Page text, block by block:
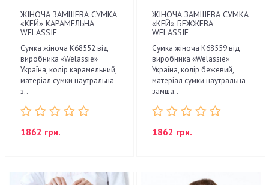
ЖІНОЧА ЗАМШЕВА СУМКА
«КЕЙ» КАРАМЕЛЬНА
WELASSIE
Сумка жіноча K68552 від
виробника «Welassie»
Україна, колір карамельний,
матеріал сумки наутральна
з..
1862 грн.
ЖІНОЧА ЗАМШЕВА СУМКА
«КЕЙ» БЕЖЖЕВА
WELASSIE
Сумка жіноча K68559 від
виробника «Welassie»
Україна, колір бежевий,
матеріал сумки наутральна
замша..
1862 грн.